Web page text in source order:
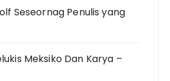
Seseornag Penulis yang
Meksiko Dan Karya –